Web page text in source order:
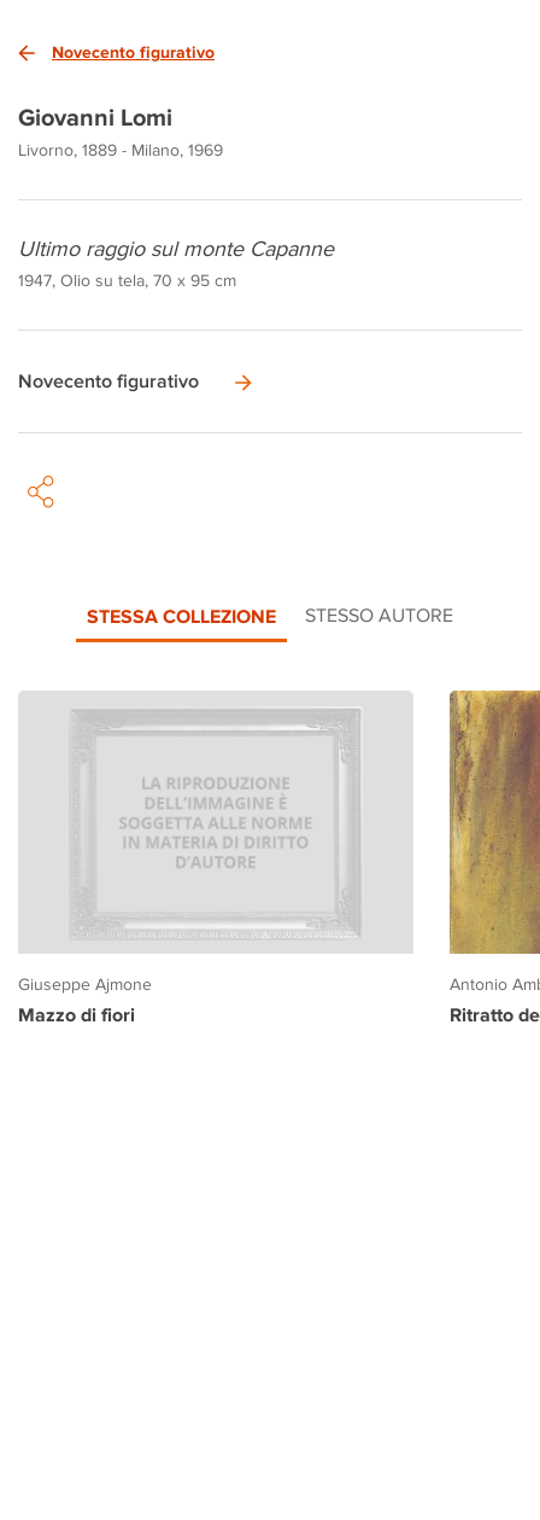
Novecento figurativo
Giovanni Lomi
Livorno, 1889 - Milano, 1969
Ultimo raggio sul monte Capanne
1947, Olio su tela, 70 x 95 cm
Novecento figurativo
STESSA COLLEZIONE STESSO AUTORE
Giuseppe Ajmone
Mazzo di fiori
Antonio
Ritratto